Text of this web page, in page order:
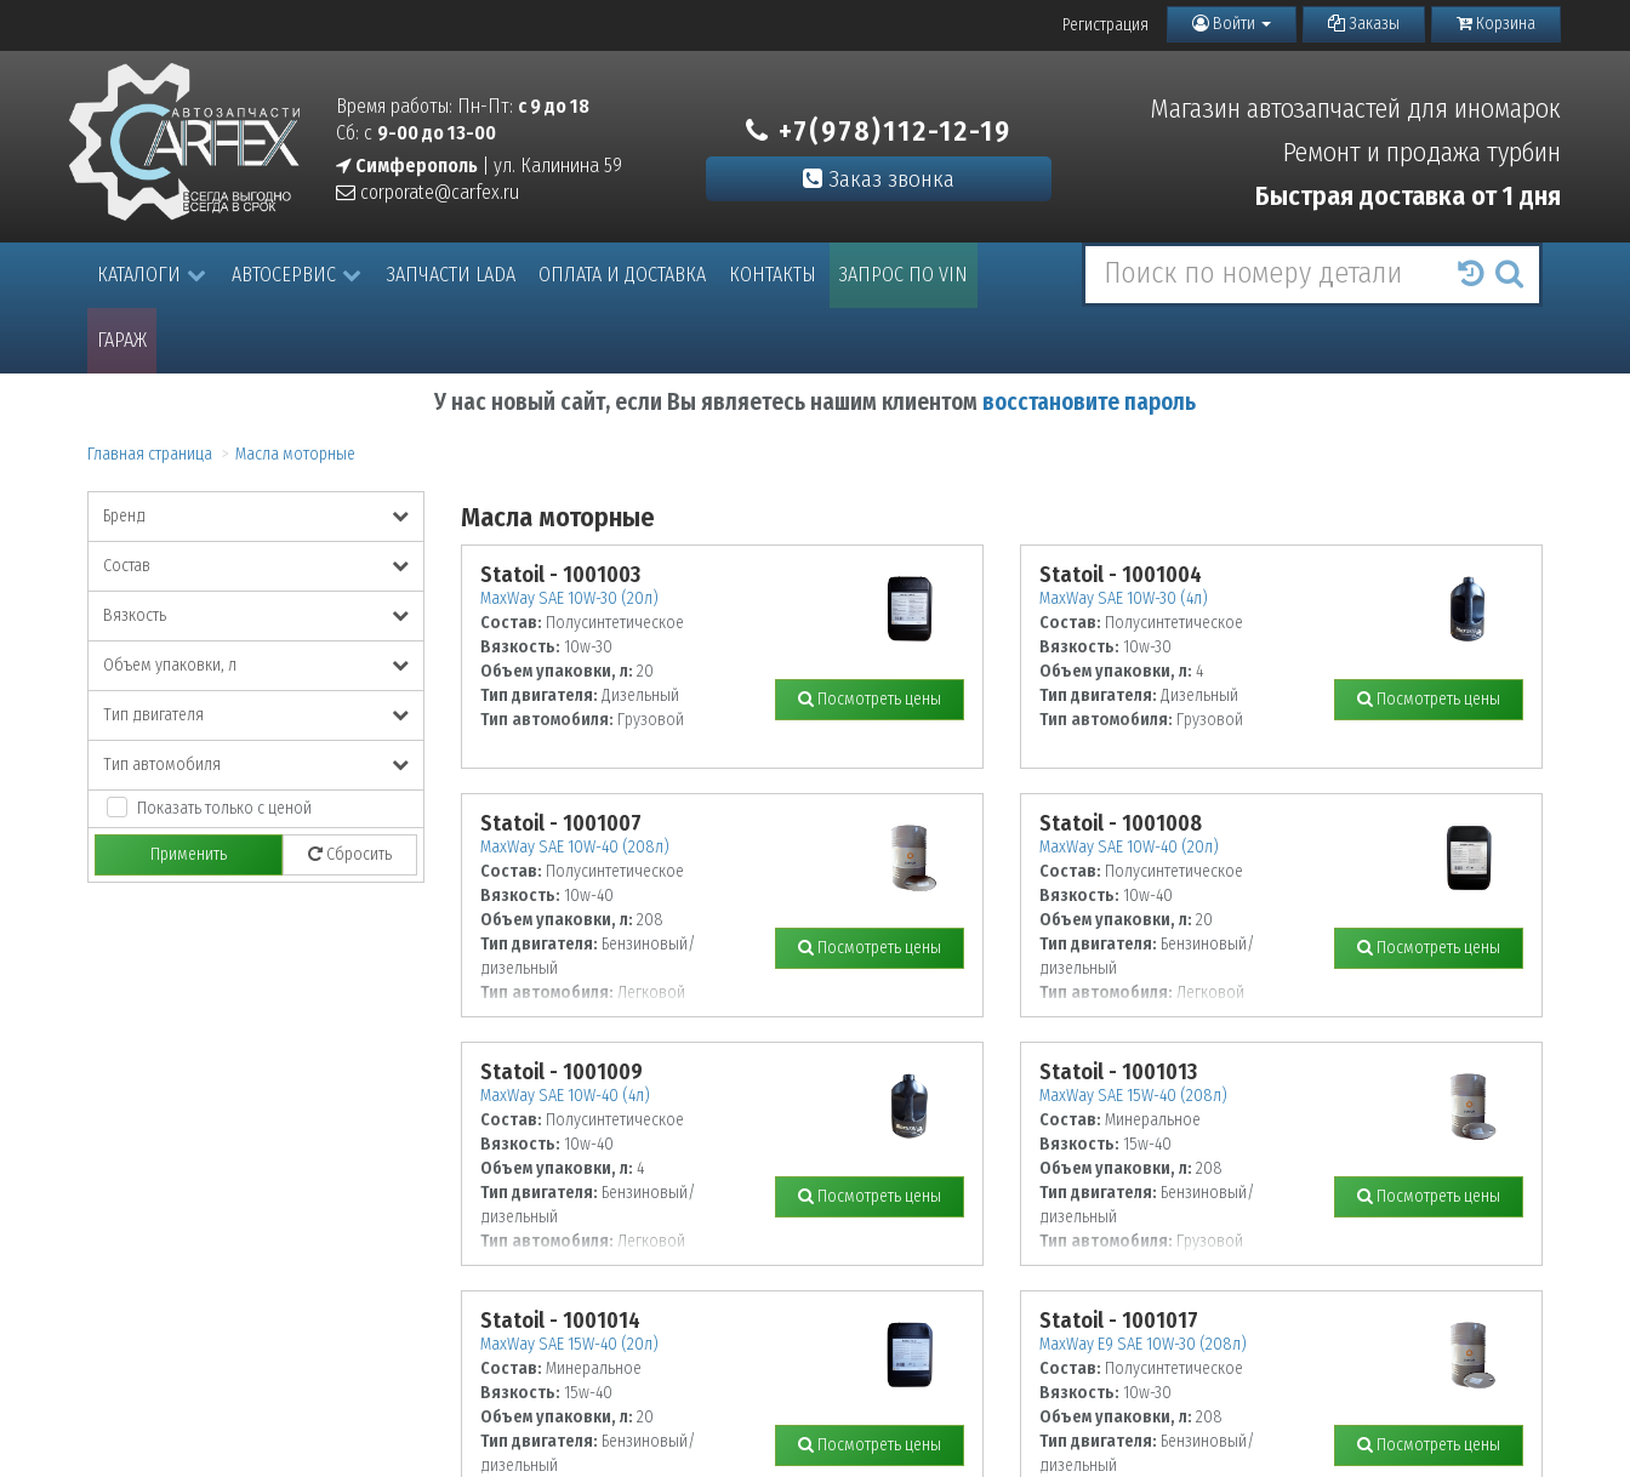
Регистрация Войти Заказы Корзина
Время работы: Пн-Пт: с 9 до 18
Сб: с 9-00 до 13-00
Симферополь | ул. Калинина 59
corporate@carfex.ru
+7(978)112-12-19
Заказ звонка
Магазин автозапчастей для иномарок
Ремонт и продажа турбин
Быстрая доставка от 1 дня
КАТАЛОГИ АВТОСЕРВИС ЗАПЧАСТИ LADA ОПЛАТА И ДОСТАВКА КОНТАКТЫ ЗАПРОС ПО VIN
ГАРАЖ
У нас новый сайт, если Вы являетесь нашим клиентом восстановите пароль
Главная страница Масла моторные
Бренд
Состав
Вязкость
Объем упаковки, л
Тип двигателя
Тип автомобиля
Показать только с ценой
Применить Сбросить
Масла моторные
Statoil - 1001003
MaxWay SAE 10W-30 (20л)
Состав: Полусинтетическое
Вязкость: 10w-30
Объем упаковки, л: 20
Тип двигателя: Дизельный
Тип автомобиля: Грузовой
Посмотреть цены
Statoil - 1001004
MaxWay SAE 10W-30 (4л)
Состав: Полусинтетическое
Вязкость: 10w-30
Объем упаковки, л: 4
Тип двигателя: Дизельный
Тип автомобиля: Грузовой
Посмотреть цены
Statoil - 1001007
MaxWay SAE 10W-40 (208л)
Состав: Полусинтетическое
Вязкость: 10w-40
Объем упаковки, л: 208
Тип двигателя: Бензиновый/
дизельный
Тип автомобиля: Легковой
Посмотреть цены
Statoil - 1001008
MaxWay SAE 10W-40 (20л)
Состав: Полусинтетическое
Вязкость: 10w-40
Объем упаковки, л: 20
Тип двигателя: Бензиновый/
дизельный
Тип автомобиля: Легковой
Посмотреть цены
Statoil - 1001009
MaxWay SAE 10W-40 (4л)
Состав: Полусинтетическое
Вязкость: 10w-40
Объем упаковки, л: 4
Тип двигателя: Бензиновый/
дизельный
Тип автомобиля: Легковой
Посмотреть цены
Statoil - 1001013
MaxWay SAE 15W-40 (208л)
Состав: Минеральное
Вязкость: 15w-40
Объем упаковки, л: 208
Тип двигателя: Бензиновый/
дизельный
Тип автомобиля: Грузовой
Посмотреть цены
Statoil - 1001014
MaxWay SAE 15W-40 (20л)
Состав: Минеральное
Вязкость: 15w-40
Объем упаковки, л: 20
Тип двигателя: Бензиновый/
дизельный
Посмотреть цены
Statoil - 1001017
MaxWay E9 SAE 10W-30 (208л)
Состав: Полусинтетическое
Вязкость: 10w-30
Объем упаковки, л: 208
Тип двигателя: Бензиновый/
дизельный
Посмотреть цены